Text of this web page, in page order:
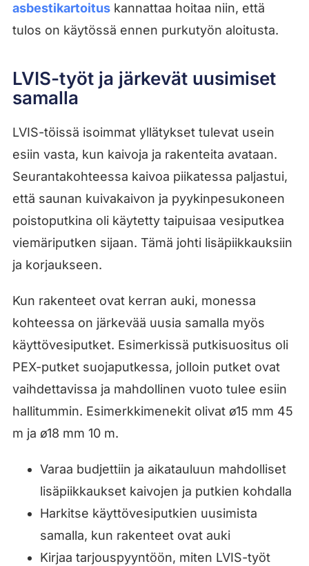
asbestikartoituskannattaa hoitaa niin, että
tulos on käytössä ennen purkutyön aloitusta.
LVIS-työt ja järkevät uusimiset
samalla
LVIS-töissä isoimmat yllätykset tulevat usein
esiin vasta, kun kaivoja ja rakenteita avataan.
Seurantakohteessa kaivoa piikatessa paljastui,
että saunan kuivakaivon ja pyykinpesukoneen
poistoputkina oli käytetty taipuisaa vesiputkea
viemäriputken sijaan. Tämä johti lisäpiikkauksiin
ja korjaukseen.
Kun rakenteet ovat kerran auki, monessa
kohteessa on järkevää uusia samalla myös
käyttövesiputket. Esimerkissä putkisuositus oli
PEX-putket suojaputkessa, jolloin putket ovat
vaihdettavissa ja mahdollinen vuoto tulee esiin
hallitummin. Esimerkkimenekit olivat ø15 mm 45
m ja ø18 mm 10 m.
Varaa budjettiin ja aikatauluun mahdolliset
lisäpiikkaukset kaivojen ja putkien kohdalla
Harkitse käyttövesiputkien uusimista
samalla, kun rakenteet ovat auki
Kirjaa tarjouspyyntöön, miten LVIS-työt